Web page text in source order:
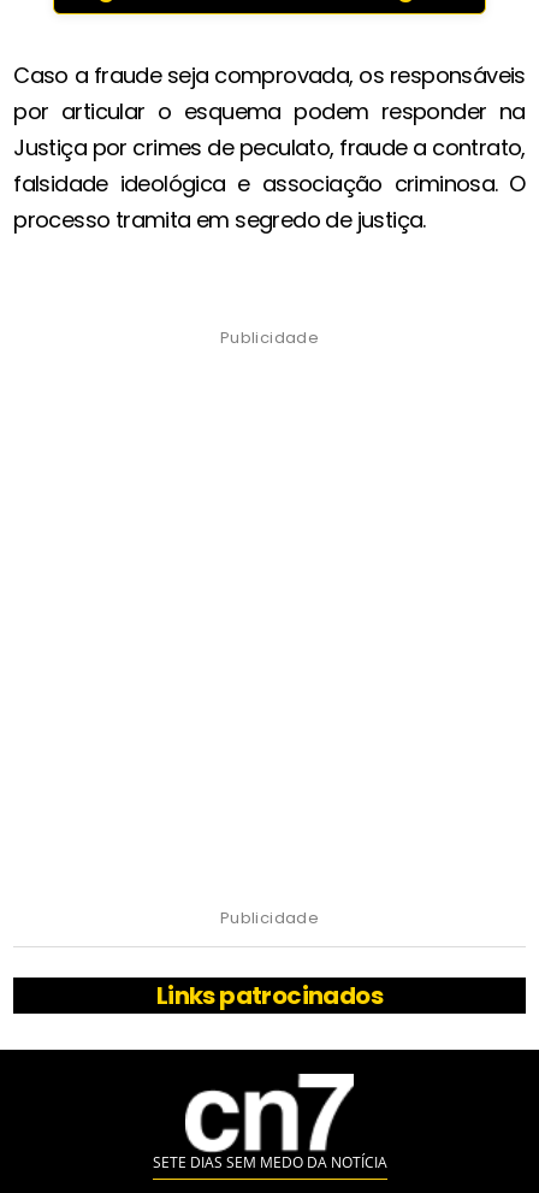
Caso a fraude seja comprovada, os responsáveis
por articular o esquema podem responder na
Justiça por crimes de peculato, fraude a contrato,
falsidade ideológica e associação criminosa. O
processo tramita em segredo de justiça.
Publicidade
Publicidade
Links patrocinados
SETE DIAS SEM MEDO DA NOTÍCIA